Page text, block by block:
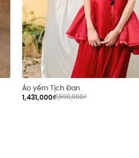
Áo yếm Tịch Đan
1,431,000₫1,590,000₫